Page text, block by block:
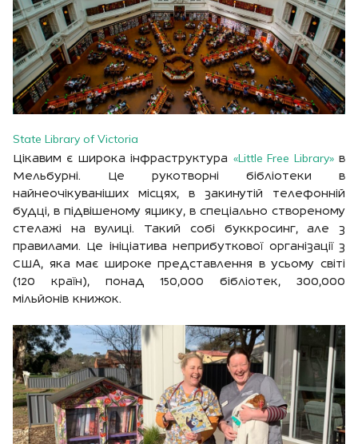
State Library of Victoria
Цікавим є широка інфраструктура «Little Free Library»в
Мельбурні. Це рукотворні бібліотеки в
найнеочікуваніших місцях, в закинутій телефонній
будці, в підвішеному ящику, в спеціально створеному
стелажі на вулиці. Такий собі буккросинг, але з
правилами. Це ініціатива неприбуткової організації з
США, яка має широке представлення в усьому світі
(120 країн), понад 150,000 бібліотек, 300,000
мільйонів книжок.